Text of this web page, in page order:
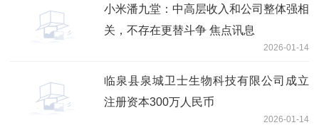
小米潘九堂：中高层收入和公司整体强相
关，不存在更替斗争 焦点讯息
2026-01-14
临泉县泉城卫士生物科技有限公司成立
注册资本300万人民币
2026-01-14